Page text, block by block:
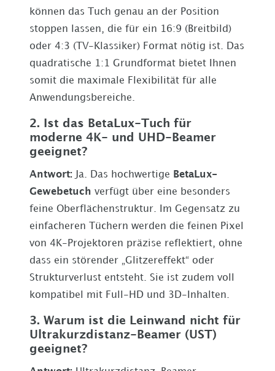
können das Tuch genau an der Position
stoppen lassen, die für ein 16:9 (Breitbild)
oder 4:3 (TV-Klassiker) Format nötig ist. Das
quadratische 1:1 Grundformat bietet Ihnen
somit die maximale Flexibilität für alle
Anwendungsbereiche.
2. Ist das BetaLux-Tuch für
moderne 4K- und UHD-Beamer
geeignet?
Antwort: Ja. Das hochwertige BetaLux-
Gewebetuch verfügt über eine besonders
feine Oberflächenstruktur. Im Gegensatz zu
einfacheren Tüchern werden die feinen Pixel
von 4K-Projektoren präzise reflektiert, ohne
dass ein störender „Glitzereffekt“ oder
Strukturverlust entsteht. Sie ist zudem voll
kompatibel mit Full-HD und 3D-Inhalten.
3. Warum ist die Leinwand nicht für
Ultrakurzdistanz-Beamer (UST)
geeignet?